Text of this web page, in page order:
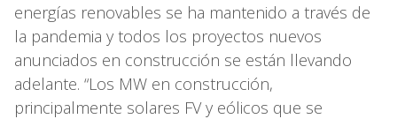
energías renovables se ha mantenido a través de
la pandemia y todos los proyectos nuevos
anunciados en construcción se están llevando
adelante. “Los MW en construcción,
principalmente solares FV y eólicos que se